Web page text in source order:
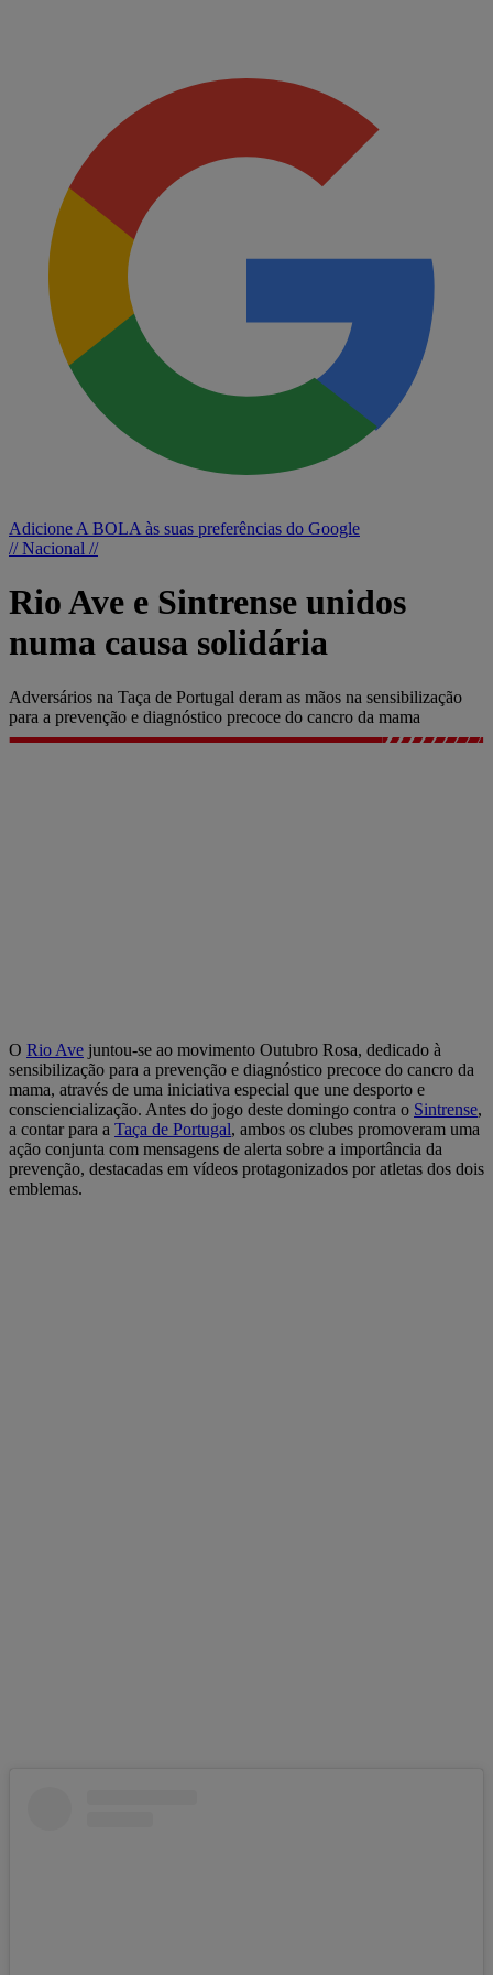
Adicione A BOLA às suas preferências do Google
// Nacional //
Rio Ave e Sintrense unidos
numa causa solidária
Adversários na Taça de Portugal deram as mãos na sensibilização
para a prevenção e diagnóstico precoce do cancro da mama
O Rio Ave juntou-se ao movimento Outubro Rosa, dedicado à
sensibilização para a prevenção e diagnóstico precoce do cancro da
mama, através de uma iniciativa especial que une desporto e
consciencialização. Antes do jogo deste domingo contra o Sintrense,
a contar para a Taça de Portugal, ambos os clubes promoveram uma
ação conjunta com mensagens de alerta sobre a importância da
prevenção, destacadas em vídeos protagonizados por atletas dos dois
emblemas.